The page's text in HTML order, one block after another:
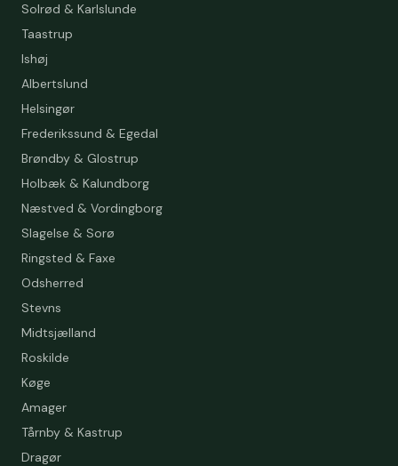
Solrød & Karlslunde
Taastrup
Ishøj
Albertslund
Helsingør
Frederikssund & Egedal
Brøndby & Glostrup
Holbæk & Kalundborg
Næstved & Vordingborg
Slagelse & Sorø
Ringsted & Faxe
Odsherred
Stevns
Midtsjælland
Roskilde
Køge
Amager
Tårnby & Kastrup
Dragør